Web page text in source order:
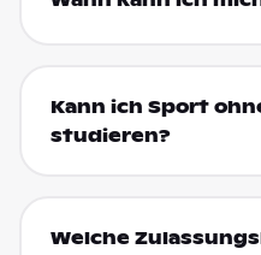
Kann ich Sport
studieren?
Welche